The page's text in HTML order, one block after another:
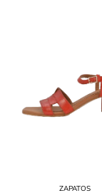
ZAPATOS